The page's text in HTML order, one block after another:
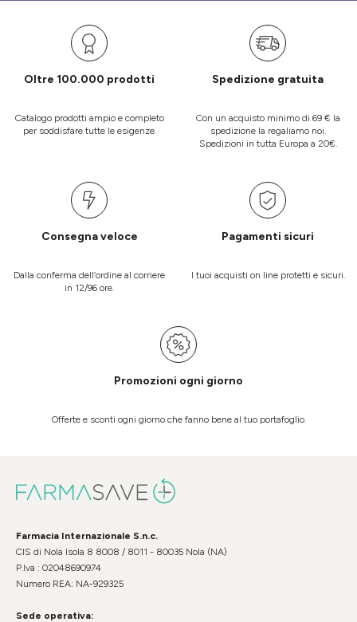
Oltre 100.000 prodotti
Catalogo prodotti ampio e completo
per soddisfare tutte le esigenze.
Spedizione gratuita
Con un acquisto minimo di 69 € la
spedizione la regaliamo noi.
Spedizioni in tutta Europa a 20€.
Consegna veloce
Dalla conferma dell’ordine al corriere
in 12/96 ore.
Pagamenti sicuri
I tuoi acquisti on line protetti e sicuri.
Promozioni ogni giorno
Offerte e sconti ogni giorno che fanno bene al tuo portafoglio.
Farmacia Internazionale S.n.c.
CIS di Nola Isola 8 8008 / 8011 - 80035 Nola (NA)
P.Iva : 02048690974
Numero REA: NA-929325
Sede operativa: